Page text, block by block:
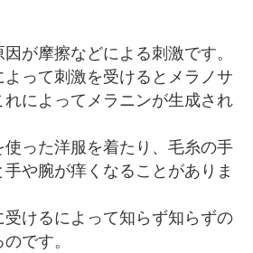
が摩擦などによる刺激です。
って刺激を受けるとメラノサ
によってメラニンが生成され
った洋服を着たり、毛糸の手
や腕が痒くなることがありま
けるによって知らず知らずの
です。